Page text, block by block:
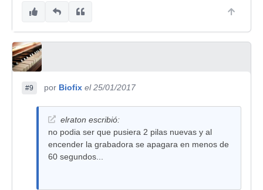
#9 por Biofix el 25/01/2017
elraton escribió:
no podia ser que pusiera 2 pilas nuevas y al
encender la grabadora se apagara en menos de
60 segundos...